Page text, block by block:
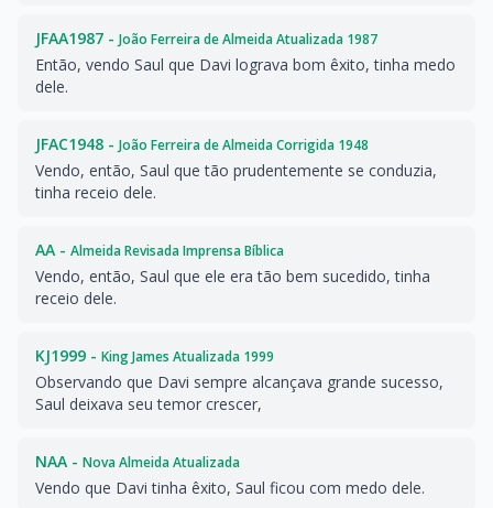
JFAA1987 - João Ferreira de Almeida Atualizada 1987
Então, vendo Saul que Davi lograva bom êxito, tinha medo
dele.
JFAC1948 - João Ferreira de Almeida Corrigida 1948
Vendo, então, Saul que tão prudentemente se conduzia,
tinha receio dele.
AA - Almeida Revisada Imprensa Bíblica
Vendo, então, Saul que ele era tão bem sucedido, tinha
receio dele.
KJ1999 - King James Atualizada 1999
Observando que Davi sempre alcançava grande sucesso,
Saul deixava seu temor crescer,
NAA - Nova Almeida Atualizada
Vendo que Davi tinha êxito, Saul ficou com medo dele.